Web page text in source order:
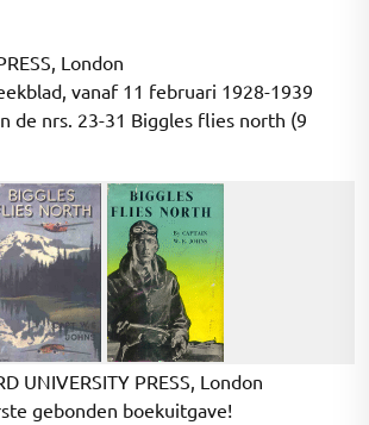
London
vanaf 11 februari 1928-1939
de nrs. 23-31 Biggles flies north (9
UNIVERSITY PRESS, London
gebonden boekuitgave!